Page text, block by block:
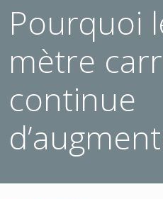
Pourquoi
mètre
continue